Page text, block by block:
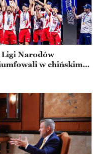
Ligi Narodów
w chińskim